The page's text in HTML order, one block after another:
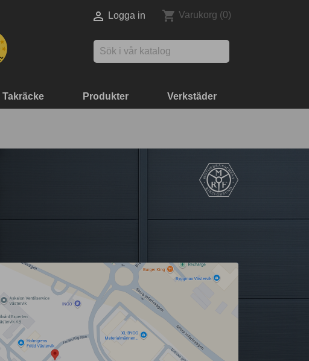
 Logga in shopping_cart Varukorg (0)
Takräcke Produkter Verkstäder